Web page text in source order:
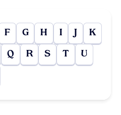
F G H I J K
Q R S T U